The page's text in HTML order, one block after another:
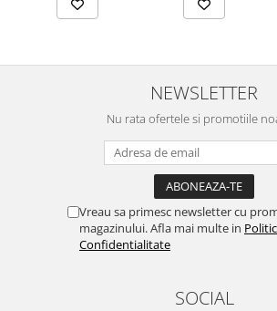
NEWSLETTER
Nu rata ofertele si promotiile
Vreau sa primesc newsletter cu
magazinului. Afla mai multe in
Confidentialitate
SOCIAL